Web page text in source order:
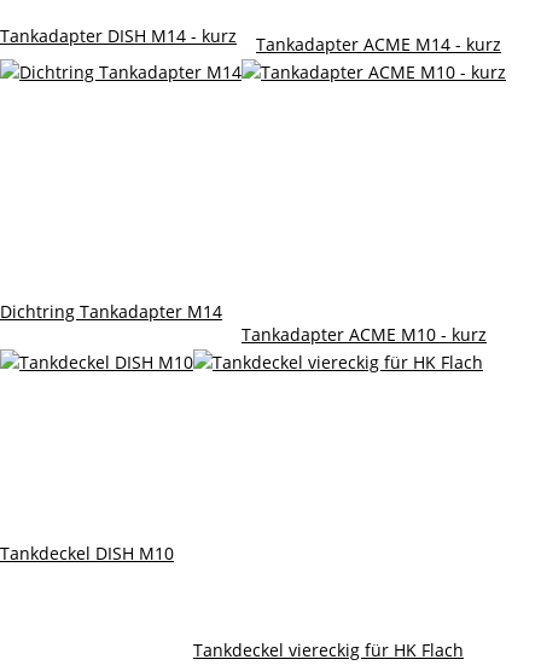
Tankadapter DISH M14 - kurz Tankadapter ACME M14 - kurz
Dichtring Tankadapter M14
Tankadapter ACME M10 - kurz
Tankdeckel DISH M10
Tankdeckel viereckig für HK Flach